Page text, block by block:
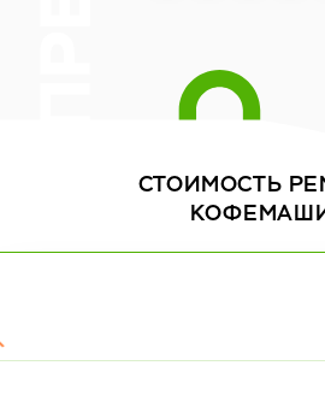
СТОИМОСТЬ